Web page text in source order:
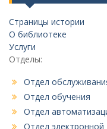
Страницы истории
О библиотеке
Услуги
Отделы:
Отдел
Отдел обучения
Отдел
Отдел